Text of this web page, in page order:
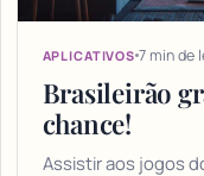
APLICATIVOS 7 min de
Brasileirão
chance!
Assistir aos jogos